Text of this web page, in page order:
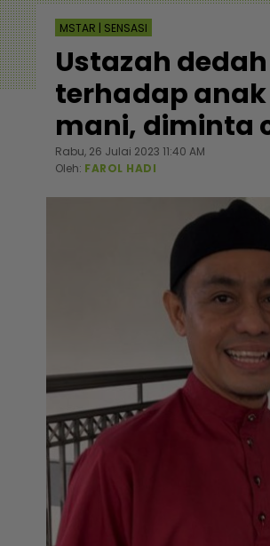
MSTAR | SENSASI
Ustazah
terhadap
mani, diminta
Rabu, 26 Julai 2023 11:40 AM
Oleh: FAROL HADI